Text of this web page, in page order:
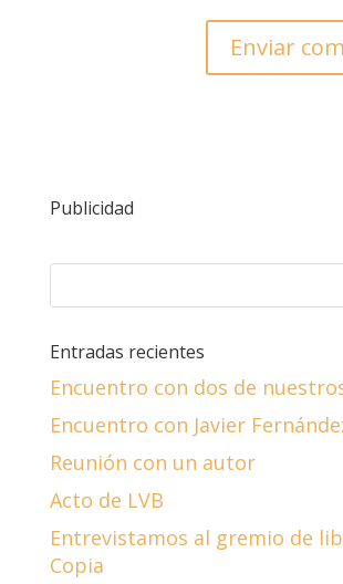
Publicidad
Entradas recientes
Encuentro con dos de
Encuentro con Javier
Reunión con un autor
Acto de LVB
Entrevistamos al gremio de
Copia